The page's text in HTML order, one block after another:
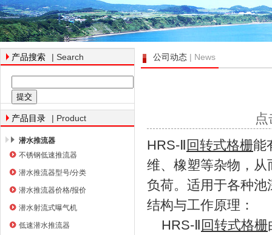
南京南蓝环保产业有限公司
产品搜索 | Search
产品目录 | Product
潜水推流器
不锈钢低速推流器
潜水推流器型号/分类
潜水推流器价格/报价
潜水射流式曝气机
低速潜水推流器
公司动态 | News
HRS-Ⅱ 回转式格栅能
维、橡塑等杂物，
负荷。适用于各种
结构与工作原理：
HRS-Ⅱ 回转式格栅